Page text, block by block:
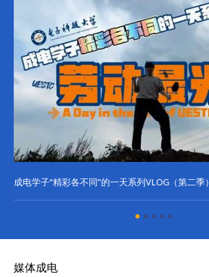
成电学子“精彩各不同”的一天系列VLOG（第二季）
媒体成电